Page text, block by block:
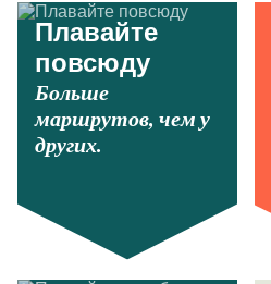
Плавайте
повсюду
Больше
маршрутов, чем у
других.